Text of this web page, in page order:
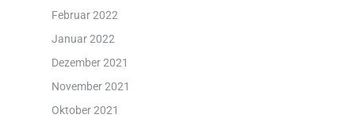
Februar 2022
Januar 2022
Dezember 2021
November 2021
Oktober 2021